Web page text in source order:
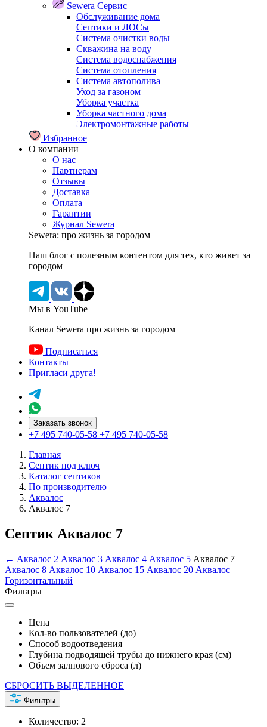
Sewera Сервис
Обслуживание дома
Септики и ЛОСы
Система очистки воды
Скважина на воду
Система водоснабжения
Система отопления
Система автополива
Уход за газоном
Уборка участка
Уборка частного дома
Электромонтажные работы
Избранное
О компании
О нас
Партнерам
Отзывы
Доставка
Оплата
Гарантии
Журнал Sewera
Sewera: про жизнь за городом
Наш блог c полезным контентом для тех, кто живет за
городом
Мы в YouTube
Канал Sewera про жизнь за городом
Подписаться
Контакты
Пригласи друга!
Заказать звонок
+7 495 740-05-58 +7 495 740-05-58
Главная
Септик под ключ
Каталог септиков
По производителю
Аквалос
Аквалос 7
Септик Аквалос 7
← Аквалос 2 Аквалос 3 Аквалос 4 Аквалос 5 Аквалос 7
Аквалос 8 Аквалос 10 Аквалос 15 Аквалос 20 Аквалос
Горизонтальный
Фильтры
Цена
Кол-во пользователей (до)
Способ водоотведения
Глубина подводящей трубы до нижнего края (см)
Объем залпового сброса (л)
СБРОСИТЬ ВЫДЕЛЕННОЕ
Фильтры
Количество: 2